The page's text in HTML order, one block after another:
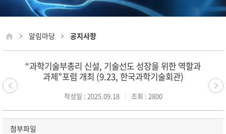
알림마당 공지사항
“과학기술부총리 신설, 기술선도 성장을 위한 역할과
과제”포럼 개최 (9.23, 한국과학기술회관)
작성일 : 2025.09.18 조회 : 2800
첨부파일